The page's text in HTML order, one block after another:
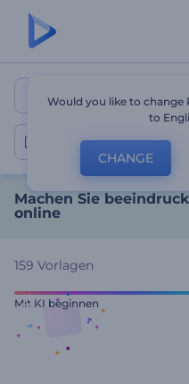
Machen
Animation Videos
Machen Sie
online
159 Vorlagen
Mit KI beginnen
Would you like to change
to
CHANGE